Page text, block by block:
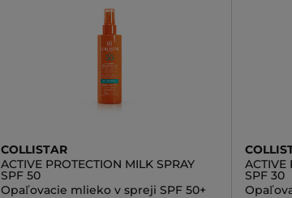
COLLISTAR
ACTIVE PROTECTION MILK SPRAY
SPF 50
Opaľovacie mlieko v spreji SPF 50+
ACTIVE
SPF 30